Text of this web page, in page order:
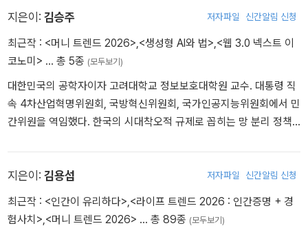
연구원으로 산업과 기업경영을 연구했다. 현대경제연구원 선임연구
원과 삼정KPMG 경제연구원의 수석연구원을 역임하며 경제전망 및
주요 경제 이슈를 분석해왔다. 현재 한국경제산업연구원 경제연구실
장으로서 실물경제를 연구하고 있으며, 한양대학교에서 겸임교수로
재직하며 후학 양성에도 힘쓰고 있다. KBS, MBC, SBS 등의 방송에
서 경제 현안을 해설하고, 다양한 신문 및 저널에 경제칼럼을 기고하
고 있으며, 약 200여 편에 달하는 논문 및 보고서를 게재해왔다. 유튜
양한 포럼에서 경제와 산업을 아우르는 강연을 하고 있다. 산업통상
자원부, 행정안전부, 국토교통부, 기획재정부, 문화체육관광부, 과학
기술정보통신부, 중소벤처기업부, 특허청, 통계청 등 다양한 정부 부
지은이: 김승주 저자파일 신간알림 신청
최근작 : <머니 트렌드 2026>,<생성형 AI와 법>,<웹 3.0 넥스트 이
코노미> … 총 5종 (모두보기)
대한민국의 공학자이자 고려대학교 정보보호대학원 교수. 대통령 직
속 4차산업혁명위원회, 국방혁신위원회, 국가인공지능위원회에서 민
간위원을 역임했다. 한국의 시대착오적 규제로 꼽히는 망 분리 정책
정보보호 및 블록체인 전문가로 활발히 활동 중이다.
지은이: 김용섭 저자파일 신간알림 신청
최근작 : <인간이 유리하다>,<라이프 트렌드 2026 : 인간증명 + 경
험사치>,<머니 트렌드 2026> … 총 89종 (모두보기)